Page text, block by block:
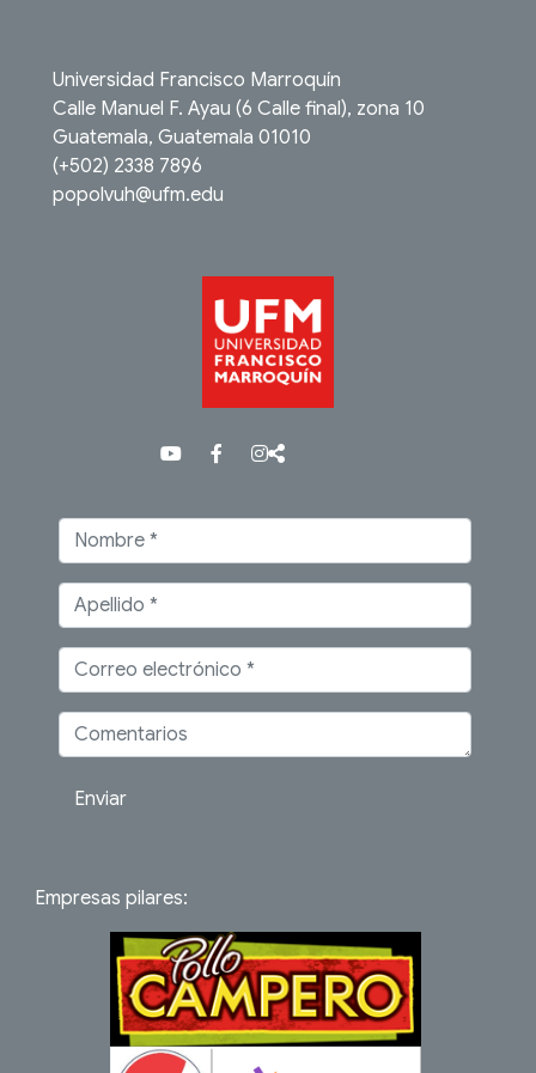
Universidad Francisco Marroquín
Calle Manuel F. Ayau (6 Calle final), zona 10
Guatemala, Guatemala 01010
(+502) 2338 7896
popolvuh@ufm.edu
Enviar
Empresas pilares: